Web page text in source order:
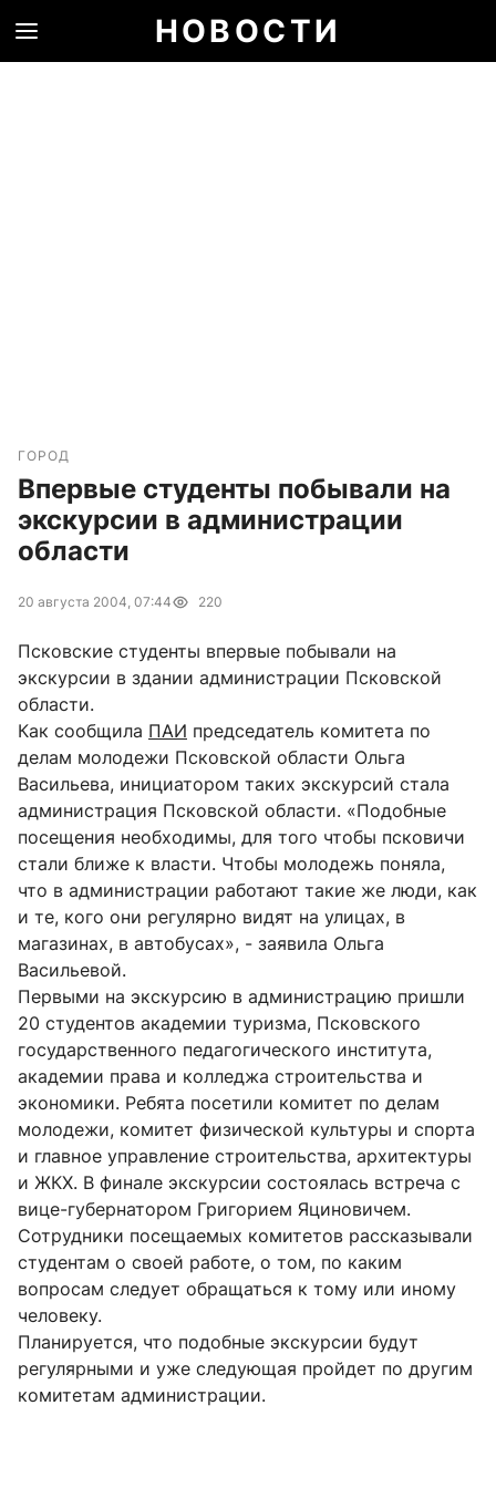
НОВОСТИ
ГОРОД
Впервые студенты побывали на
экскурсии в администрации
области
20 августа 2004, 07:44 220
Псковские студенты впервые побывали на
экскурсии в здании администрации Псковской
области.
Как сообщила ПАИ председатель комитета по
делам молодежи Псковской области Ольга
Васильева, инициатором таких экскурсий стала
администрация Псковской области. «Подобные
посещения необходимы, для того чтобы псковичи
стали ближе к власти. Чтобы молодежь поняла,
что в администрации работают такие же люди, как
и те, кого они регулярно видят на улицах, в
магазинах, в автобусах», - заявила Ольга
Васильевой.
Первыми на экскурсию в администрацию пришли
20 студентов академии туризма, Псковского
государственного педагогического института,
академии права и колледжа строительства и
экономики. Ребята посетили комитет по делам
молодежи, комитет физической культуры и спорта
и главное управление строительства, архитектуры
и ЖКХ. В финале экскурсии состоялась встреча с
вице-губернатором Григорием Яциновичем.
Сотрудники посещаемых комитетов рассказывали
студентам о своей работе, о том, по каким
вопросам следует обращаться к тому или иному
человеку.
Планируется, что подобные экскурсии будут
регулярными и уже следующая пройдет по другим
комитетам администрации.